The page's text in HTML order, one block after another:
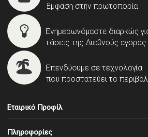
Έμφαση στην πρωτοπορία
Ενημερωνόμαστε διαρκώς
τάσεις της Διεθνούς αγοράς
Επενδύουμε σε τεχνολογία
που προστατεύει το
Εταιρικό Προφίλ
Πληροφορίες